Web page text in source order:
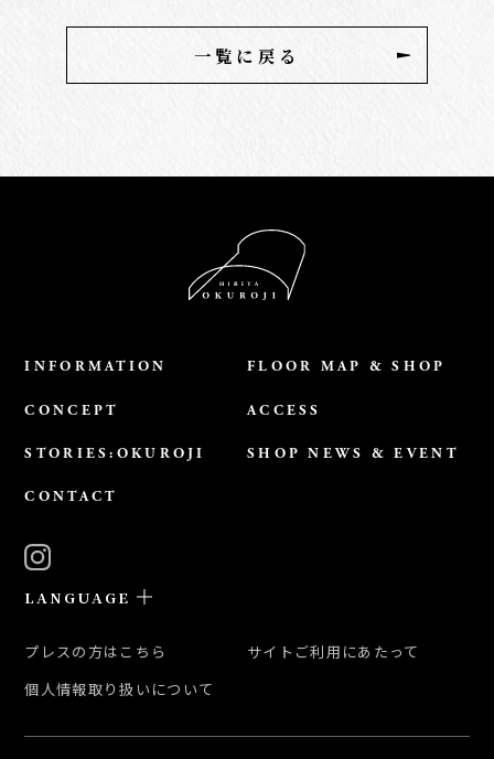
一覧に戻る
INFORMATION FLOOR MAP & SHOP
CONCEPT ACCESS
STORIES:OKUROJI SHOP NEWS & EVENT
CONTACT
LANGUAGE
日本語
繁体中文
プレスの方はこちら
サイトご利用にあたって
個人情報取り扱いについて